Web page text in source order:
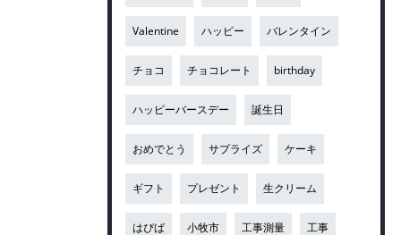
Valentine ハッピー バレンタイン
チョコ チョコレート birthday
ハッピーバースデー 誕生日
おめでとう サプライズ ケーキ
ギフト プレゼント 生クリーム
はぴば 小牧市 工事測量 工事